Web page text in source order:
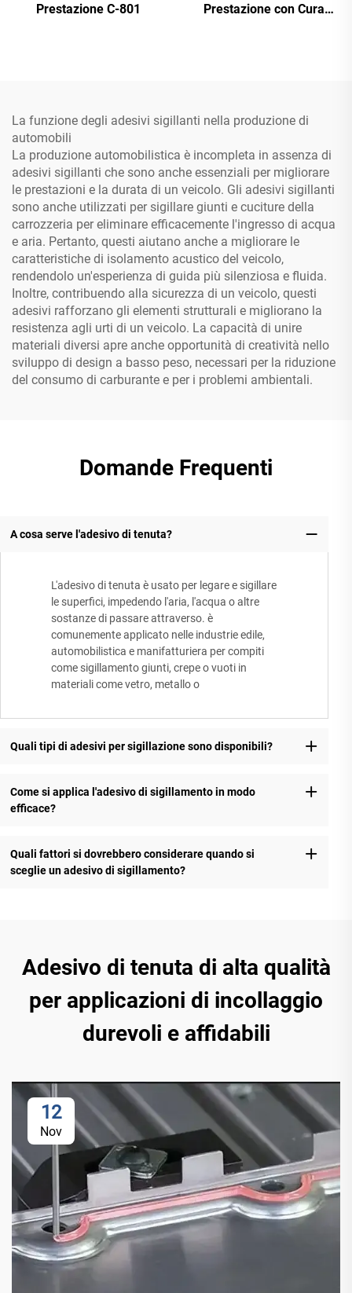
Prestazione C-801
Prestazione con Cura
La funzione degli adesivi sigillanti nella produzione di
automobili
La produzione automobilistica è incompleta in assenza di
adesivi sigillanti che sono anche essenziali per migliorare
le prestazioni e la durata di un veicolo. Gli adesivi sigillanti
sono anche utilizzati per sigillare giunti e cuciture della
carrozzeria per eliminare efficacemente l'ingresso di acqua
e aria. Pertanto, questi aiutano anche a migliorare le
caratteristiche di isolamento acustico del veicolo,
rendendolo un'esperienza di guida più silenziosa e fluida.
Inoltre, contribuendo alla sicurezza di un veicolo, questi
adesivi rafforzano gli elementi strutturali e migliorano la
resistenza agli urti di un veicolo. La capacità di unire
materiali diversi apre anche opportunità di creatività nello
sviluppo di design a basso peso, necessari per la riduzione
del consumo di carburante e per i problemi ambientali.
Domande Frequenti
A cosa serve l'adesivo di tenuta?
L'adesivo di tenuta è usato per legare e sigillare
le superfici, impedendo l'aria, l'acqua o altre
sostanze di passare attraverso. è
comunemente applicato nelle industrie edile,
automobilistica e manifatturiera per compiti
come sigillamento giunti, crepe o vuoti in
materiali come vetro, metallo o
Quali tipi di adesivi per sigillazione sono disponibili?
Come si applica l'adesivo di sigillamento in modo
efficace?
Quali fattori si dovrebbero considerare quando si
sceglie un adesivo di sigillamento?
Adesivo di tenuta di alta qualità
per applicazioni di incollaggio
durevoli e affidabili
12
Nov